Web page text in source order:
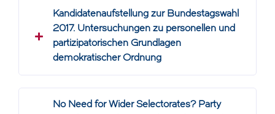
Kandidatenaufstellung zur Bundestagswahl
2017. Untersuchungen zu personellen und
partizipatorischen Grundlagen
demokratischer Ordnung
No Need for Wider Selectorates? Party